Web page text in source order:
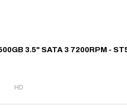
3.5" SATA 3 7200RPM -
HD